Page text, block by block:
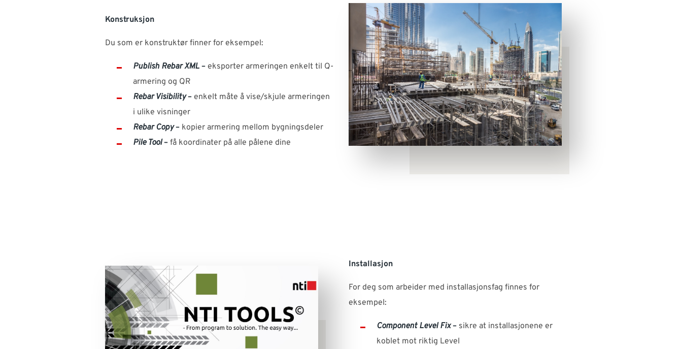
Konstruksjon
Du som er konstruktør finner for eksempel:
Publish Rebar XML – eksporter armeringen enkelt til Q-
armering og QR
Rebar Visibility– enkelt måte å vise/skjule armeringen
i ulike visninger
Rebar Copy– kopier armering mellom bygningsdeler
Pile Tool– få koordinater på alle pålene dine
Installasjon
For deg som arbeider med installasjonsfag finnes for
eksempel:
Component Level Fix– sikre at installasjonene er
koblet mot riktig Level